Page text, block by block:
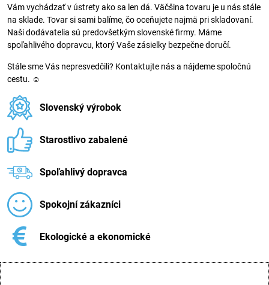
Vám vychádzať v ústrety ako sa len dá. Väčšina tovaru je u nás stále
na sklade. Tovar si sami balíme, čo oceňujete najmä pri skladovaní.
Naši dodávatelia sú predovšetkým slovenské firmy. Máme
spoľahlivého dopravcu, ktorý Vaše zásielky bezpečne doručí.
Stále sme Vás nepresvedčili? Kontaktujte nás a nájdeme spoločnú
cestu. ☺
Slovenský výrobok
Starostlivo zabalené
Spoľahlivý dopravca
Spokojní zákazníci
Ekologické a ekonomické